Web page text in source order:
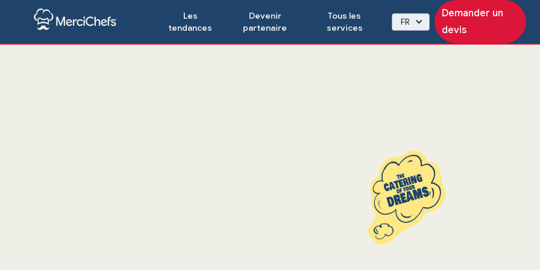
Les
tendances
Devenir
partenaire
Tous les
services
FR
Demander un
devis
Barcelone
Le Mobile World Congress (MWC) est l'événement phare de
réunissant leaders, innovateurs et décideurs internationaux. Dans un
aussi dynamique, vous avez besoin de solutions de traiteur